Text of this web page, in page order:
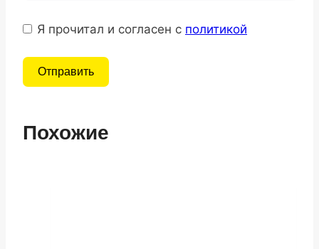
Я прочитал и согласен с политикой
Отправить
Похожие